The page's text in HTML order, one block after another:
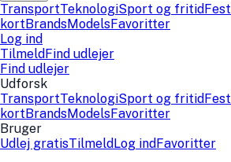
TransportTeknologiSport og fritidFest
kortBrandsModelsFavoritter
Log ind
TilmeldFind udlejer
Find udlejer
Udforsk
TransportTeknologiSport og fritidFest
kortBrandsModelsFavoritter
Bruger
Udlej gratisTilmeldLog indFavoritter